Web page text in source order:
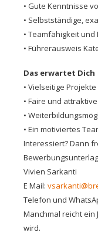
• Gute Kenntnisse
• Selbstständige,
• Teamfähigkeit und
• Führerausweis
Das erwartet Dich
• Vielseitige
• Faire und
•
• Ein motiviertes
Interessiert? Dann
Vivien Sarkanti
E Mail:
Telefon und
Manchmal reicht ein
wird.